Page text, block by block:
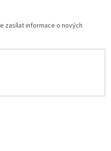
zasílat informace o nových